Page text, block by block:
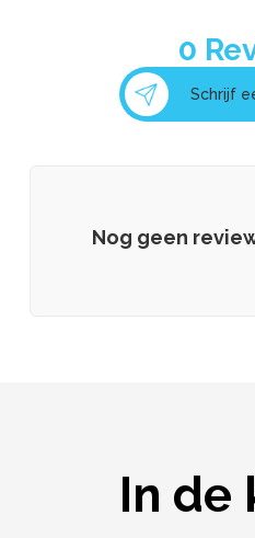
0
Schrijf
Nog geen
In de